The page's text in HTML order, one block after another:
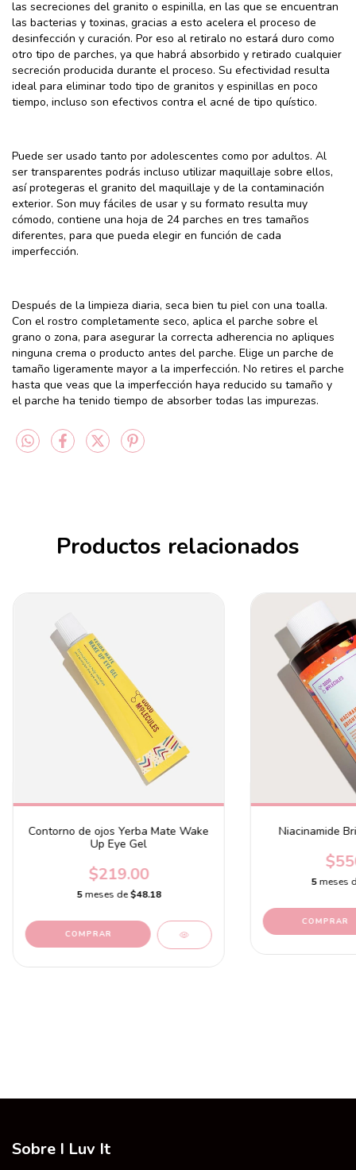
las secreciones del granito o espinilla, en las que se encuentran
las bacterias y toxinas, gracias a esto acelera el proceso de
desinfección y curación. Por eso al retiralo no estará duro como
otro tipo de parches, ya que habrá absorbido y retirado cualquier
secreción producida durante el proceso. Su efectividad resulta
ideal para eliminar todo tipo de granitos y espinillas en poco
tiempo, incluso son efectivos contra el acné de tipo quístico.
Puede ser usado tanto por adolescentes como por adultos. Al
ser transparentes podrás incluso utilizar maquillaje sobre ellos,
así protegeras el granito del maquillaje y de la contaminación
exterior. Son muy fáciles de usar y su formato resulta muy
cómodo, contiene una hoja de 24 parches en tres tamaños
diferentes, para que pueda elegir en función de cada
imperfección.
Después de la limpieza diaria, seca bien tu piel con una toalla.
Con el rostro completamente seco, aplica el parche sobre el
grano o zona, para asegurar la correcta adherencia no apliques
ninguna crema o producto antes del parche. Elige un parche de
tamaño ligeramente mayor a la imperfección. No retires el parche
hasta que veas que la imperfección haya reducido su tamaño y
el parche ha tenido tiempo de absorber todas las impurezas.
Productos relacionados
Contorno de ojos Yerba Mate Wake
Up Eye Gel
$219.00
5 meses de$48.18
Niacinamide
5 meses
Sobre I Luv It